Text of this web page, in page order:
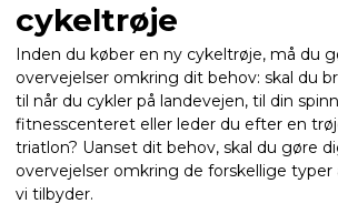
cykeltrøje
Inden du køber en ny cykeltrøje, må du
overvejelser omkring dit behov: skal du
til når du cykler på landevejen, til din
fitnesscenteret eller leder du efter en
triatlon? Uanset dit behov, skal du gøre
overvejelser omkring de forskellige typer
vi tilbyder.